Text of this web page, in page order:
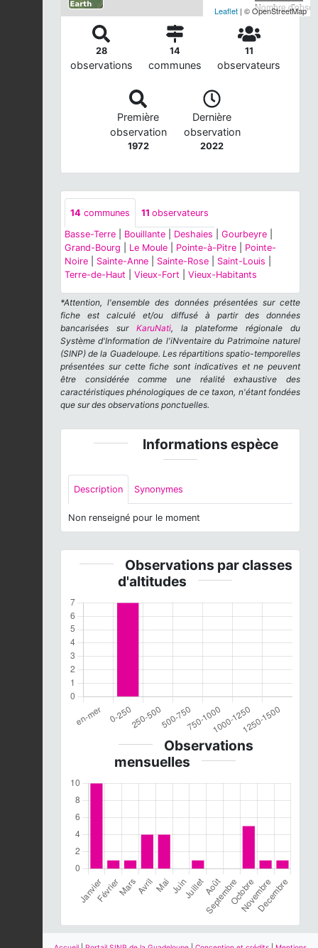
Nombre
Leaflet | © OpenStreetMap
28
observations
14
communes
11
observateurs
Première
observation
1972
Dernière
observation
2022
14 communes 11 observateurs
Basse-Terre
Bouillante Deshaies Gourbeyre
Grand-Bourg
Le Moule Pointe-à-Pitre
Pointe-
Noire
Sainte-Anne Sainte-Rose Saint-Louis
Terre-de-Haut
Vieux-Fort Vieux-Habitants
*Attention, l'ensemble des données présentées sur cette
fiche est calculé et/ou diffusé à partir des données
bancarisées sur KaruNati, la plateforme régionale du
Système d'Information de l'iNventaire du Patrimoine naturel
(SINP) de la Guadeloupe. Les répartitions spatio-temporelles
présentées sur cette fiche sont indicatives et ne peuvent
être considérée comme une réalité exhaustive des
caractéristiques phénologiques de ce taxon, n'étant fondées
que sur des observations ponctuelles.
Informations espèce
Description Synonymes
Non renseigné pour le moment
Observations par classes
d'altitudes
Observations
mensuelles